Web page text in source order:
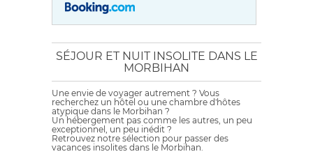
SÉJOUR ET NUIT INSOLITE DANS LE
MORBIHAN
Une envie de voyager autrement ? Vous
recherchez un hôtel ou une chambre d'hôtes
atypique dans le Morbihan ?
Un hébergement pas comme les autres, un peu
exceptionnel, un peu inédit ?
Retrouvez notre sélection pour passer des
vacances insolites dans le Morbihan.